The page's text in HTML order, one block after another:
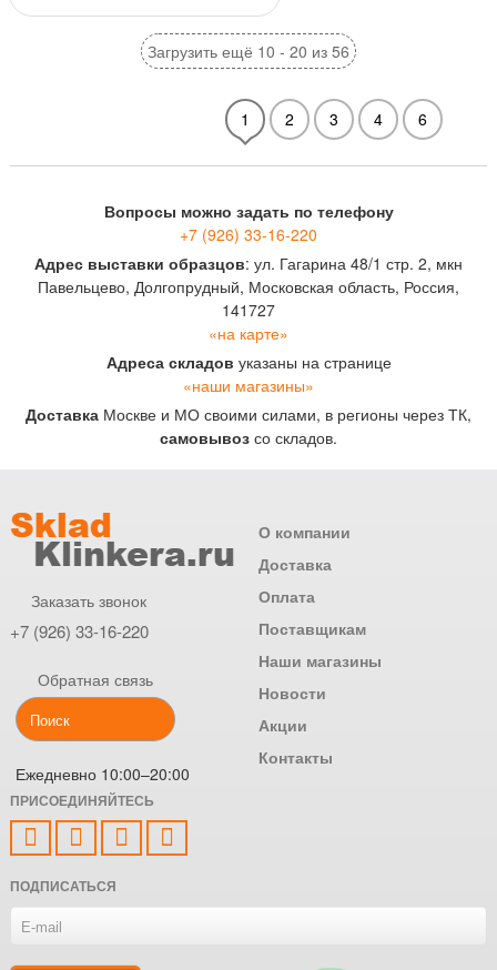
Загрузить ещё 10 - 20 из 56
1 2 3 4 6
Вопросы можно задать по телефону
+7 (926) 33-16-220
Адрес выставки образцов: ул. Гагарина 48/1 стр. 2, мкн
Павельцево, Долгопрудный, Московская область, Россия,
141727
«на карте»
Адреса складов указаны на странице
«наши магазины»
Доставка Москве и МО своими силами, в регионы через ТК,
самовывоз со складов.
Заказать звонок
+7 (926) 33-16-220
Обратная связь
Ежедневно 10:00–20:00
О компании
Доставка
Оплата
Поставщикам
Наши магазины
Новости
Акции
Контакты
ПРИСОЕДИНЯЙТЕСЬ
ПОДПИСАТЬСЯ